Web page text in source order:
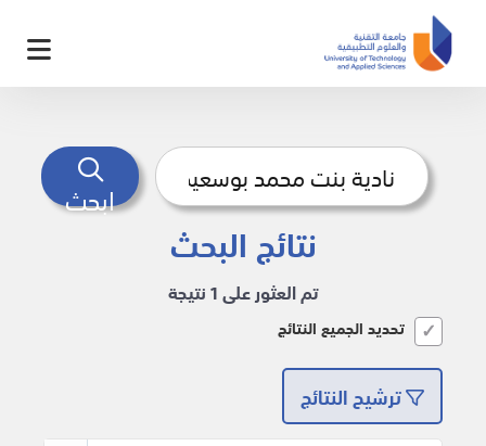
ابحث
نتائج البحث
تم العثور على 1 نتيجة
تحديد الجميع النتائج
ترشيح النتائج